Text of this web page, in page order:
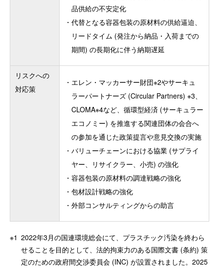
品供給の不安定化
・ 代替となる容器包装の原材料の供給逼迫、
リードタイム (発注から納品・入荷までの
期間) の長期化に伴う納期遅延
リスクへの
対応策
・ エレン・マッカーサー財団※2やサーキュ
ラーパートナーズ (Circular Partners) ※3、
CLOMA※4など、循環型経済 (サーキュラー
エコノミー) を推進する関連団体の会合へ
の参加を通じた政策提言や意見交換の実施
・ バリューチェーンにおける協業 (サプライ
ヤー、リサイクラー、小売) の強化
・ 容器包装の原材料の調達戦略の強化
・ 包材設計戦略の強化
・ 外部コンサルティングからの助言
※1 2022年3月の国連環境総会にて、プラスチック汚染を終わら
せることを目的として、法的拘束力のある国際文書 (条約) 策
定のための政府間交渉委員会 (INC) が設置されました。2025